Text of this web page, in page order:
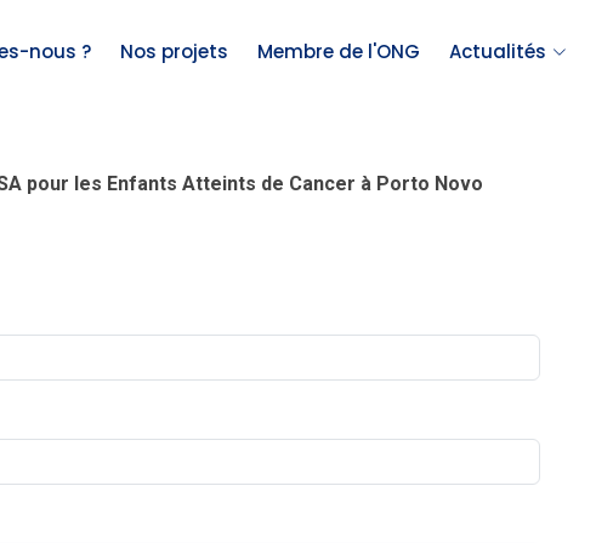
nous ? Nos projets Membre de l'ONG Actualités
pour les Enfants Atteints de Cancer à Porto Novo